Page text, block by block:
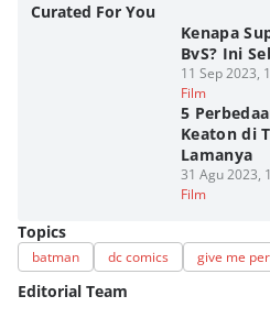
Curated For You
Kenapa
BvS? Ini
11 Sep 2023,
Film
5
Keaton di
Lamanya
31 Agu 2023,
Film
Topics
batman dc comics give me
Editorial Team